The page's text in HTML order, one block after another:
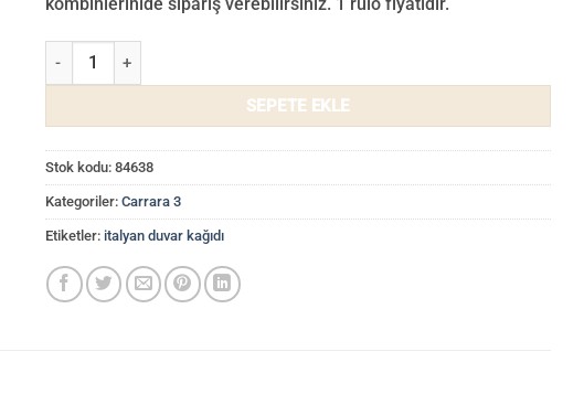
Carrara 3 Duvar Kağıdı 84638 adet
SEPETE EKLE
Stok kodu: 84638
Kategoriler: Carrara 3
Etiketler: italyan duvar kağıdı